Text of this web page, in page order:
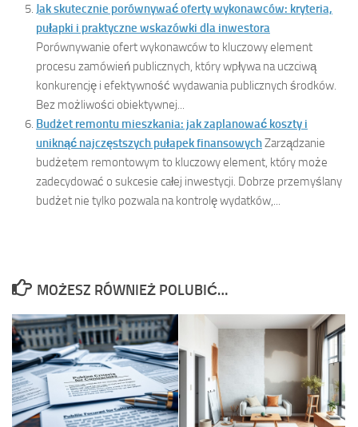
Jak skutecznie porównywać oferty wykonawców: kryteria,
pułapki i praktyczne wskazówki dla inwestora
Porównywanie ofert wykonawców to kluczowy element
procesu zamówień publicznych, który wpływa na uczciwą
konkurencję i efektywność wydawania publicznych środków.
Bez możliwości obiektywnej...
Budżet remontu mieszkania: jak zaplanować koszty i
uniknąć najczęstszych pułapek finansowychZarządzanie
budżetem remontowym to kluczowy element, który może
zadecydować o sukcesie całej inwestycji. Dobrze przemyślany
budżet nie tylko pozwala na kontrolę wydatków,...
MOŻESZ RÓWNIEŻ POLUBIĆ…